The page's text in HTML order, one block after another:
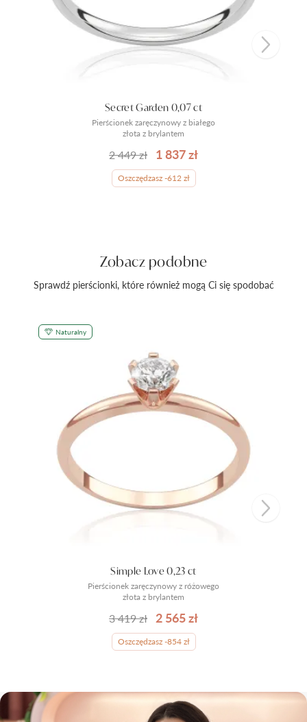
Pierścionek zaręczynowy z białego
złota z brylantem
Secret Garden 0,07 ct
2 449 zł 1 837 zł
Oszczędzasz -612 zł
Zobacz podobne
Sprawdź pierścionki, które również mogą Ci się spodobać
Naturalny
Pierścionek zaręczynowy z różowego
złota z brylantem
Simple Love 0,23 ct
3 419 zł 2 565 zł
Oszczędzasz -854 zł